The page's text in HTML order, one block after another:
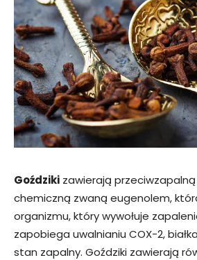
Goździki zawierają
chemiczną zwaną eugenolem,
organizmu, który wywołuje
zapobiega uwalnianiu COX-2,
stan zapalny. Goździki zawierają